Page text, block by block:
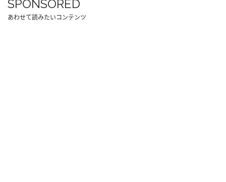
SPONSORED
あわせて読みたいコンテンツ